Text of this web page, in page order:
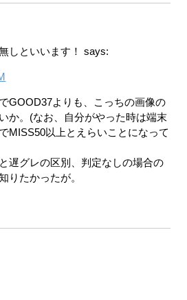
しといいます！
says:
GOOD37よりも、こっちの画像の
か。(なお、自分がやった時は端末
MISS50以上とえらいことになって
遅グレの区別、判定なしの場合の
りたかったが。